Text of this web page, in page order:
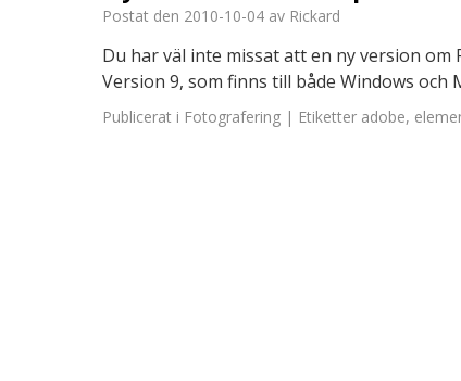
Postat den 2010-10-04 av Rickard
Du har väl inte missat att en ny version
Version 9, som finns till både Windows
Publicerat i Fotografering | Etiketter adobe,